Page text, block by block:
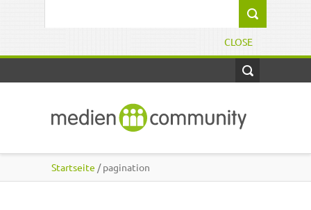
CLOSE
Startseite / pagination